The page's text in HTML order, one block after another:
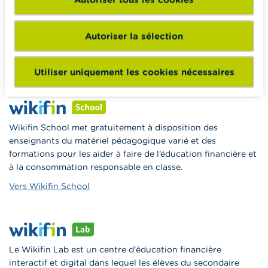
Autoriser la sélection
Utiliser uniquement les cookies nécessaires
Wikifin.be veut vous aider dans vos décisions financières. Il
met gratuitement à votre disposition une information
indépendante, fiable et pratique. Il est sans aucun lien avec
Wikifin School met gratuitement à disposition des
enseignants du matériel pédagogique varié et des
formations pour les aider à faire de l’éducation financière et
à la consommation responsable en classe.
Vers Wikifin School
Le Wikifin Lab est un centre d'éducation financière
interactif et digital dans lequel les élèves du secondaire